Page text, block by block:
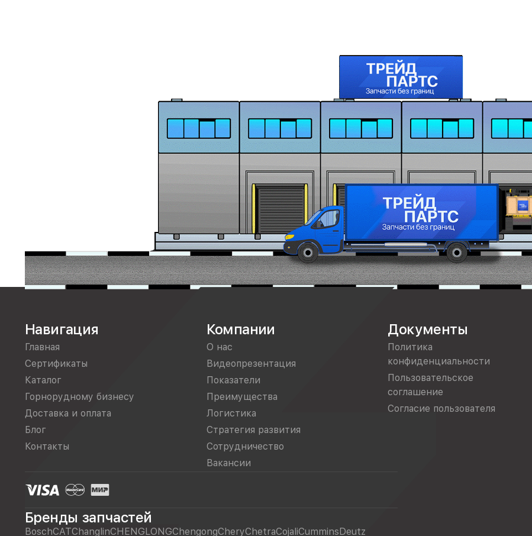
Навигация
Главная
Сертификаты
Каталог
Горнорудному бизнесу
Доставка и оплата
Блог
Контакты
Компании
О нас
Видеопрезентация
Показатели
Преимущества
Логистика
Стратегия развития
Сотрудничество
Вакансии
Документы
Политика
конфиденциальности
Пользовательское
соглашение
Согласие пользователя
Бренды запчастей
BoschCATChanglinCHENGLONGChengongCheryChetraCojaliCumminsDeutz